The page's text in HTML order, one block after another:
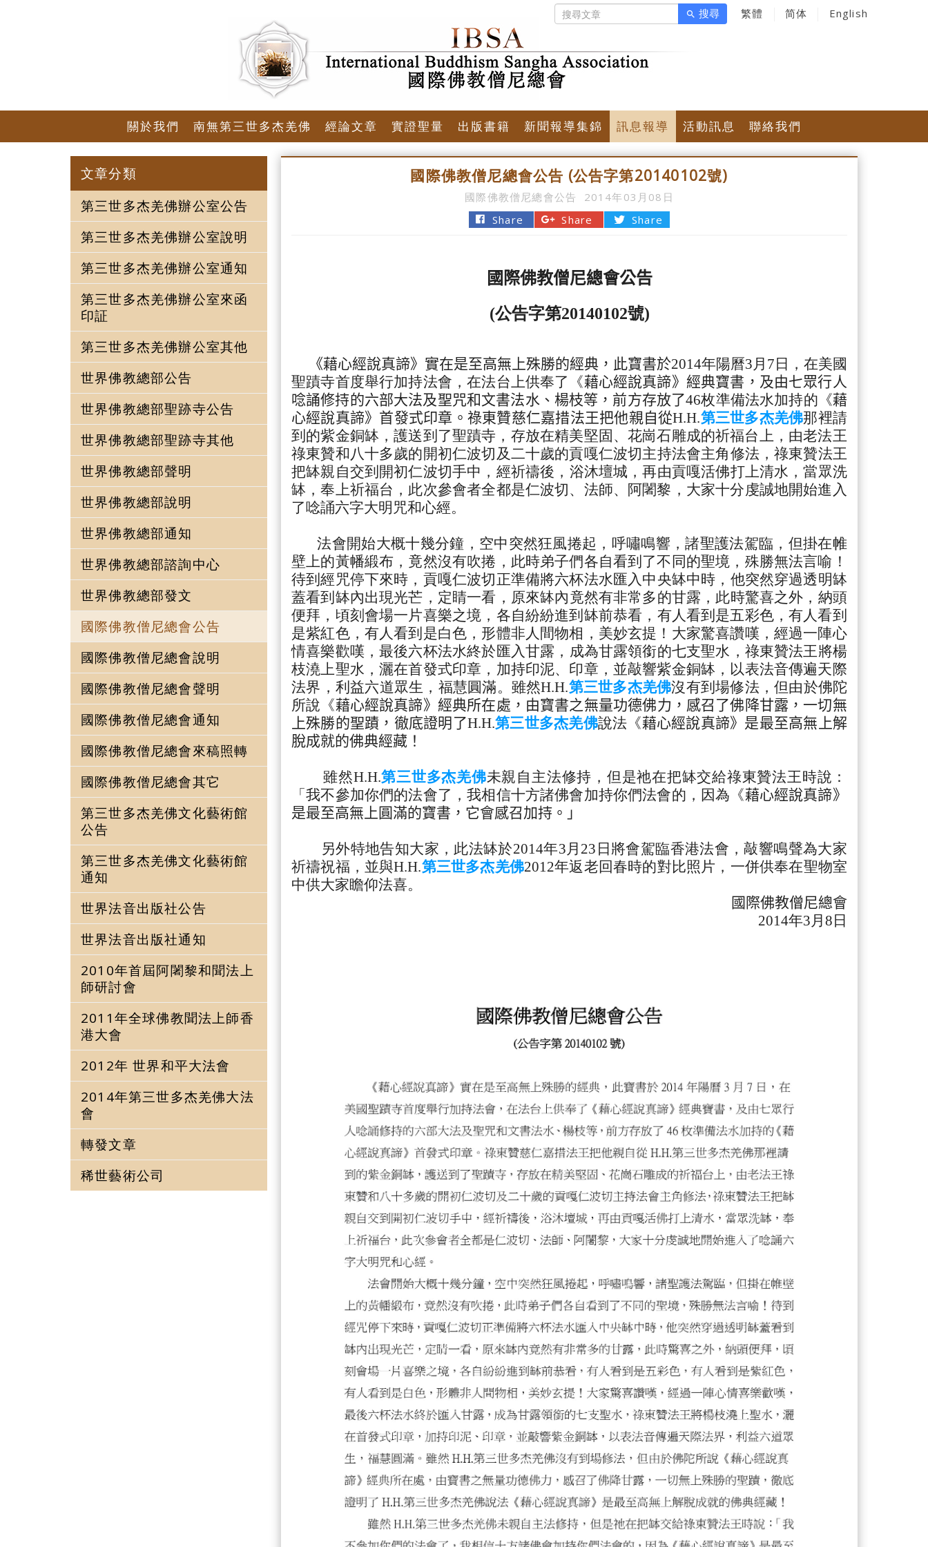
繁體 简体 English
search 搜尋
關於我們 南無第三世多杰羌佛 經論文章 實證聖量 出版書籍 新聞報導集錦 訊息報導 活動訊息 聯絡我們
文章分類
第三世多杰羌佛辦公室公告
第三世多杰羌佛辦公室說明
第三世多杰羌佛辦公室通知
第三世多杰羌佛辦公室來函
印証
第三世多杰羌佛辦公室其他
世界佛教總部公告
世界佛教總部聖跡寺公告
世界佛教總部聖跡寺其他
世界佛教總部聲明
世界佛教總部說明
世界佛教總部通知
世界佛教總部諮詢中心
世界佛教總部發文
國際佛教僧尼總會公告
國際佛教僧尼總會說明
國際佛教僧尼總會聲明
國際佛教僧尼總會通知
國際佛教僧尼總會來稿照轉
國際佛教僧尼總會其它
第三世多杰羌佛文化藝術館
公告
第三世多杰羌佛文化藝術館
通知
世界法音出版社公告
世界法音出版社通知
2010年首屆阿闍黎和聞法上
師研討會
2011年全球佛教聞法上師香
港大會
2012年 世界和平大法會
2014年第三世多杰羌佛大法
會
轉發文章
稀世藝術公司
國際佛教僧尼總會公告 (公告字第20140102號)
國際佛教僧尼總會公告
2014年03月08日
Share
Share Share
國際佛教僧尼總會公告
(公告字第20140102號)
《藉心經說真諦》實在是至高無上殊勝的經典，此寶書於2014年陽曆3月7日，在美國
聖蹟寺首度舉行加持法會，在法台上供奉了《藉心經說真諦》經典寶書， 及由七眾行人
唸誦修持的六部大法及聖咒和文書法水、楊枝等， 前方存放了46枚準備法水加持的《藉
心經說真諦》首發式印章。 祿東贊慈仁嘉措法王把他親自從H.H.第三世多杰羌佛那裡請
到的紫金銅缽，護送到了聖蹟寺，存放在精美堅固、花崗石雕成的祈福台上， 由老法王
祿東贊和八十多歲的開初仁波切及二十歲的貢嘎仁波切主持法會主角修法，祿東贊法王
把缽親自交到開初仁波切手中， 經祈禱後，浴沐壇城，再由貢嘎活佛打上清水，當眾洗
缽，奉上祈福台，此次參會者全都是仁波切、法師、阿闍黎， 大家十分虔誠地開始進入
了唸誦六字大明咒和心經。
法會開始大概十幾分鐘，空中突然狂風捲起，呼嘯鳴響，諸聖護法駕臨，但掛在帷
壁上的黃幡緞布，竟然沒有吹捲， 此時弟子們各自看到了不同的聖境，殊勝無法言喻！
待到經咒停下來時，貢嘎仁波切正準備將六杯法水匯入中央缽中時， 他突然穿過透明缽
蓋看到缽內出現光芒，定睛一看， 原來缽內竟然有非常多的甘露，此時驚喜之外，納頭
便拜， 頃刻會場一片喜樂之境，各自紛紛進到缽前恭看， 有人看到是五彩色，有人看到
是紫紅色，有人看到是白色， 形體非人間物相，美妙玄提！大家驚喜讚嘆， 經過一陣心
情喜樂歡嘆，最後六杯法水終於匯入甘露， 成為甘露領銜的七支聖水，祿東贊法王將楊
枝澆上聖水，灑在首發式印章，加持印泥、印章，並敲響紫金銅缽， 以表法音傳遍天際
法界，利益六道眾生，福慧圓滿。雖然H.H.第三世多杰羌佛沒有到場修法，但由於佛陀
所說《藉心經說真諦》 經典所在處，由寶書之無量功德佛力，感召了佛降甘露， 一切無
上殊勝的聖蹟，徹底證明了H.H.第三世多杰羌佛說法《藉心經說真諦》是最至高無上解
脫成就的佛典經藏！
雖然H.H.第三世多杰羌佛未親自主法修持， 但是祂在把缽交給祿東贊法王時說：
「我不參加你們的法會了，我相信十方諸佛會加持你們法會的，因為《藉心經說真諦》
是最至高無上圓滿的寶書，它會感召加持。」
另外特地告知大家，此法缽於2014年3月23日將會駕臨香港法會，敲響鳴聲為大家
祈禱祝福，並與H.H.第三世多杰羌佛2012年返老回春時的對比照片，一併供奉在聖物室
中供大家瞻仰法喜。
國際佛教僧尼總會
2014年3月8日